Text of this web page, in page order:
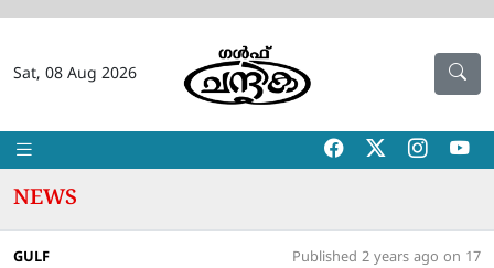
Sat, 08 Aug 2026
NEWS
GULF
Published 2 years ago on 17